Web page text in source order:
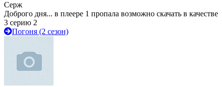
Серж
Доброго дня... в плеере 1 пропала возможно скачать в качестве
3 серию 2
Погоня (2 сезон)